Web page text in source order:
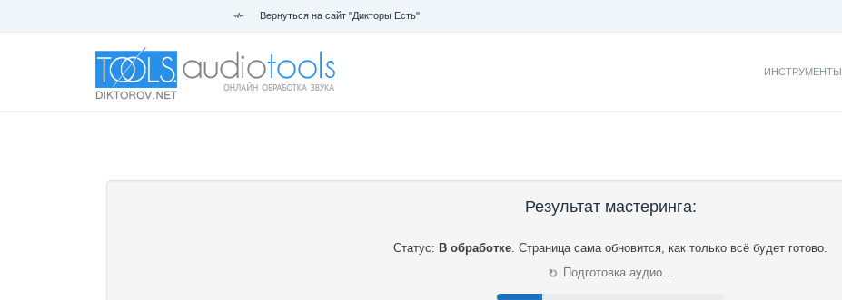
Вернуться на сайт "Дикторы Есть"
ИНСТРУМЕНТЫ
Результат мастеринга:
Статус: В обработке. Страница сама обновится, как только всё будет готово.
⟳ Подготовка аудио…